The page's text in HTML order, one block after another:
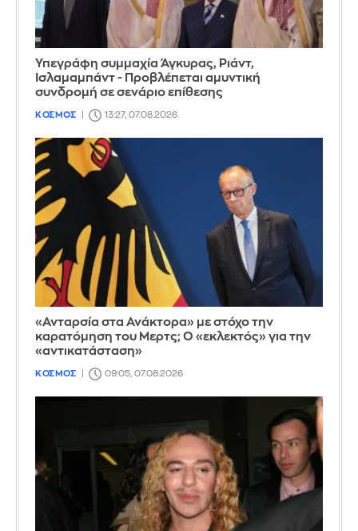
Υπεγράφη συμμαχία Άγκυρας, Ριάντ,
Ισλαμαμπάντ - Προβλέπεται αμυντική
συνδρομή σε σενάριο επίθεσης
ΚΟΣΜΟΣ 13:27, 07.08.2026
«Ανταρσία στα Ανάκτορα» με στόχο την
καρατόμηση του Μερτς; Ο «εκλεκτός» για την
«αντικατάσταση»
ΚΟΣΜΟΣ 09:05, 07.08.2026